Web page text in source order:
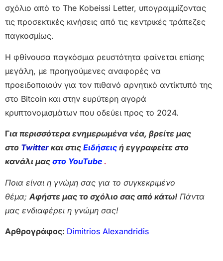
σχόλιο από το The Kobeissi Letter, υπογραμμίζοντας
τις προσεκτικές κινήσεις από τις κεντρικές τράπεζες
παγκοσμίως.
Η φθίνουσα παγκόσμια ρευστότητα φαίνεται επίσης
μεγάλη, με προηγούμενες αναφορές να
προειδοποιούν για τον πιθανό αρνητικό αντίκτυπό της
στο Bitcoin και στην ευρύτερη αγορά
κρυπτονομισμάτων που οδεύει προς το 2024.
Για περισσότερα ενημερωμένα νέα, βρείτε μας
στο Twitter και στις Ειδήσεις ή εγγραφείτε στο
κανάλι μας στο YouTube .
Ποια είναι η γνώμη σας για το συγκεκριμένο
θέμα; Αφήστε μας το σχόλιο σας από κάτω! Πάντα
μας ενδιαφέρει η γνώμη σας!
Αρθρογράφος: Dimitrios Alexandridis